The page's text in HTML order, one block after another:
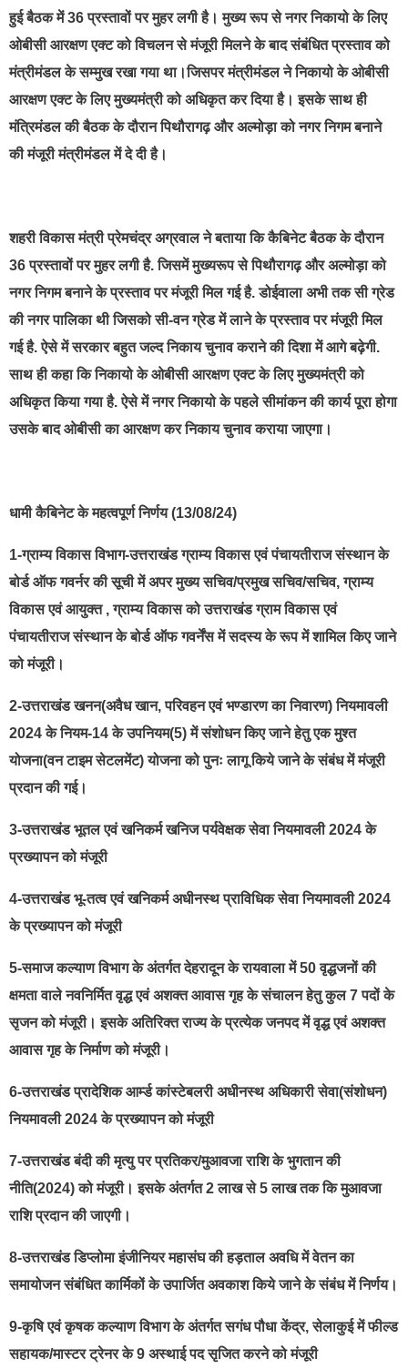
हुई बैठक में 36 प्रस्तावों पर मुहर लगी है। मुख्य रूप से नगर निकायो के लिए
ओबीसी आरक्षण एक्ट को विचलन से मंजूरी मिलने के बाद संबंधित प्रस्ताव को
मंत्रीमंडल के सम्मुख रखा गया था।जिसपर मंत्रीमंडल ने निकायो के ओबीसी
आरक्षण एक्ट के लिए मुख्यमंत्री को अधिकृत कर दिया है। इसके साथ ही
मंत्रिमंडल की बैठक के दौरान पिथौरागढ़ और अल्मोड़ा को नगर निगम बनाने
की मंजूरी मंत्रीमंडल में दे दी है।
शहरी विकास मंत्री प्रेमचंद्र अग्रवाल ने बताया कि कैबिनेट बैठक के दौरान
36 प्रस्तावों पर मुहर लगी है. जिसमें मुख्यरूप से पिथौरागढ़ और अल्मोड़ा को
नगर निगम बनाने के प्रस्ताव पर मंजूरी मिल गई है. डोईवाला अभी तक सी ग्रेड
की नगर पालिका थी जिसको सी-वन ग्रेड में लाने के प्रस्ताव पर मंजूरी मिल
गई है. ऐसे में सरकार बहुत जल्द निकाय चुनाव कराने की दिशा में आगे बढ़ेगी.
साथ ही कहा कि निकायो के ओबीसी आरक्षण एक्ट के लिए मुख्यमंत्री को
अधिकृत किया गया है. ऐसे में नगर निकायो के पहले सीमांकन की कार्य पूरा होगा
उसके बाद ओबीसी का आरक्षण कर निकाय चुनाव कराया जाएगा।
धामी कैबिनेट के महत्वपूर्ण निर्णय (13/08/24)
1-ग्राम्य विकास विभाग-उत्तराखंड ग्राम्य विकास एवं पंचायतीराज संस्थान के
बोर्ड ऑफ गवर्नर की सूची में अपर मुख्य सचिव/प्रमुख सचिव/सचिव, ग्राम्य
विकास एवं आयुक्त , ग्राम्य विकास को उत्तराखंड ग्राम विकास एवं
पंचायतीराज संस्थान के बोर्ड ऑफ गवर्नेंस में सदस्य के रूप में शामिल किए जाने
को मंजूरी।
2-उत्तराखंड खनन(अवैध खान, परिवहन एवं भण्डारण का निवारण) नियमावली
2024 के नियम-14 के उपनियम(5) में संशोधन किए जाने हेतु एक मुश्त
योजना(वन टाइम सेटलमेंट) योजना को पुनः लागू किये जाने के संबंध में मंजूरी
प्रदान की गई।
3-उत्तराखंड भूतल एवं खनिकर्म खनिज पर्यवेक्षक सेवा नियमावली 2024 के
प्रख्यापन को मंजूरी
4-उत्तराखंड भू-तत्व एवं खनिकर्म अधीनस्थ प्राविधिक सेवा नियमावली 2024
के प्रख्यापन को मंजूरी
5-समाज कल्याण विभाग के अंतर्गत देहरादून के रायवाला में 50 वृद्धजनों की
क्षमता वाले नवनिर्मित वृद्ध एवं अशक्त आवास गृह के संचालन हेतु कुल 7 पदों के
सृजन को मंजूरी। इसके अतिरिक्त राज्य के प्रत्येक जनपद में वृद्ध एवं अशक्त
आवास गृह के निर्माण को मंजूरी।
6-उत्तराखंड प्रादेशिक आर्म्ड कांस्टेबलरी अधीनस्थ अधिकारी सेवा(संशोधन)
नियमावली 2024 के प्रख्यापन को मंजूरी
7-उत्तराखंड बंदी की मृत्यु पर प्रतिकर/मुआवजा राशि के भुगतान की
नीति(2024) को मंजूरी। इसके अंतर्गत 2 लाख से 5 लाख तक कि मुआवजा
राशि प्रदान की जाएगी।
8-उत्तराखंड डिप्लोमा इंजीनियर महासंघ की हड़ताल अवधि में वेतन का
समायोजन संबंधित कार्मिकों के उपार्जित अवकाश किये जाने के संबंध में निर्णय।
9-कृषि एवं कृषक कल्याण विभाग के अंतर्गत सगंध पौधा केंद्र, सेलाकुई में फील्ड
सहायक/मास्टर ट्रेनर के 9 अस्थाई पद सृजित करने को मंजूरी